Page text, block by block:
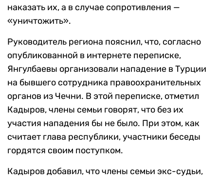
наказать их, а в случае сопротивления —
«уничтожить».
Руководитель региона пояснил, что, согласно
опубликованной в интернете переписке,
Янгулбаевы организовали нападение в Турции
на бывшего сотрудника правоохранительных
органов из Чечни. В этой переписке, отметил
Кадыров, члены семьи говорят, что без их
участия нападения бы не было. При этом, как
считает глава республики, участники беседы
гордятся своим поступком.
Кадыров добавил, что члены семьи экс-судьи,